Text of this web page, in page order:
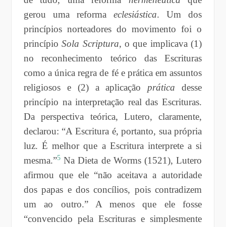
gerou uma reformaeclesiástica. Um dos
princípios norteadores do movimento foi o
princípioSola Scriptura, o que implicava (1)
no reconhecimento teórico das Escrituras
como a única regra de fé e prática em assuntos
religiosos e (2) a aplicação prática desse
princípio na interpretação real das Escrituras.
Da perspectiva teórica, Lutero, claramente,
declarou: “A Escritura é, portanto, sua própria
luz. É melhor que a Escritura interprete a si
mesma.”5 Na Dieta de Worms (1521), Lutero
afirmou que ele “não aceitava a autoridade
dos papas e dos concílios, pois contradizem
um ao outro.” A menos que ele fosse
“convencido pela Escrituras e simplesmente